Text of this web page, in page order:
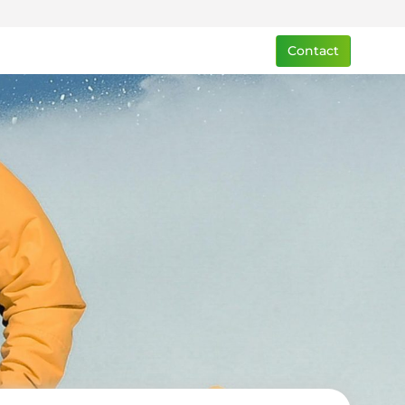
Contact